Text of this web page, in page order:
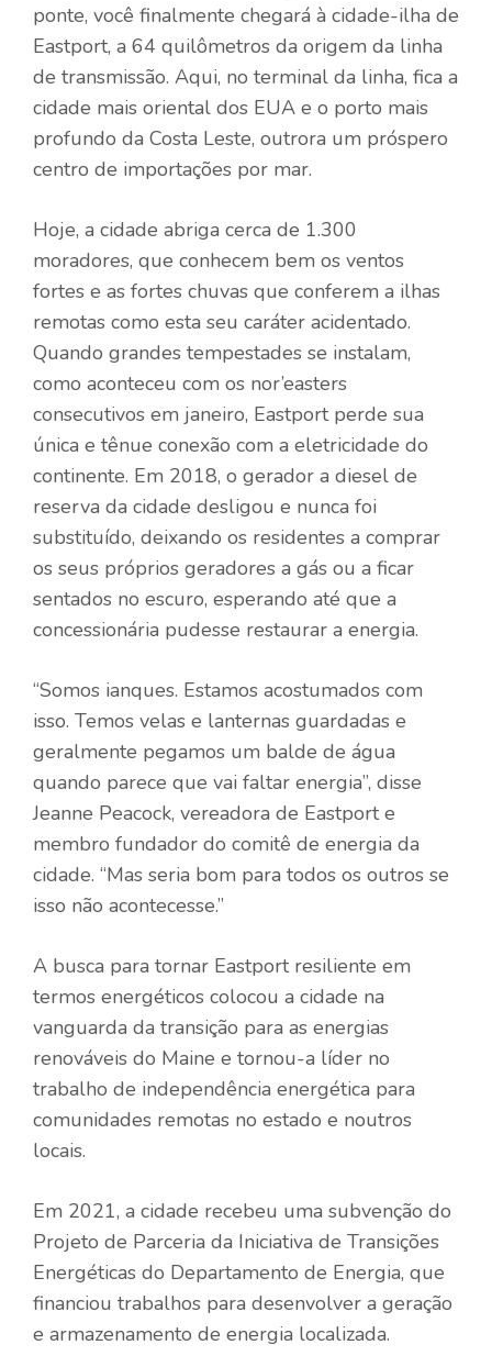
ponte, você finalmente chegará à cidade-ilha de
Eastport, a 64 quilômetros da origem da linha
de transmissão. Aqui, no terminal da linha, fica a
cidade mais oriental dos EUA e o porto mais
profundo da Costa Leste, outrora um próspero
centro de importações por mar.
Hoje, a cidade abriga cerca de 1.300
moradores, que conhecem bem os ventos
fortes e as fortes chuvas que conferem a ilhas
remotas como esta seu caráter acidentado.
Quando grandes tempestades se instalam,
como aconteceu com os nor’easters
consecutivos em janeiro, Eastport perde sua
única e tênue conexão com a eletricidade do
continente. Em 2018, o gerador a diesel de
reserva da cidade desligou e nunca foi
substituído, deixando os residentes a comprar
os seus próprios geradores a gás ou a ficar
sentados no escuro, esperando até que a
concessionária pudesse restaurar a energia.
“Somos ianques. Estamos acostumados com
isso. Temos velas e lanternas guardadas e
geralmente pegamos um balde de água
quando parece que vai faltar energia”, disse
Jeanne Peacock, vereadora de Eastport e
membro fundador do comitê de energia da
cidade. “Mas seria bom para todos os outros se
isso não acontecesse.”
A busca para tornar Eastport resiliente em
termos energéticos colocou a cidade na
vanguarda da transição para as energias
renováveis ​​do Maine e tornou-a líder no
trabalho de independência energética para
comunidades remotas no estado e noutros
locais.
Em 2021, a cidade recebeu uma subvenção do
Projeto de Parceria da Iniciativa de Transições
Energéticas do Departamento de Energia, que
financiou trabalhos para desenvolver a geração
e armazenamento de energia localizada.